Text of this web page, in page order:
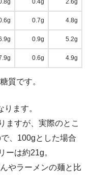
0.4g 2.6g
0.7g 4.8g
0.9g 5.2g
0.6g 4.9g
質です。
ます。
ますが、実際のとこ
、100gとした場合
ーは約21g。
やラーメンの麺と比